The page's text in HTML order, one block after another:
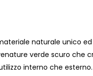
naturale unico
verde scuro che
interno che esterno.